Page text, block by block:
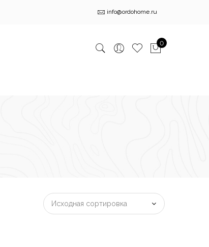
info@ordohome.ru
0